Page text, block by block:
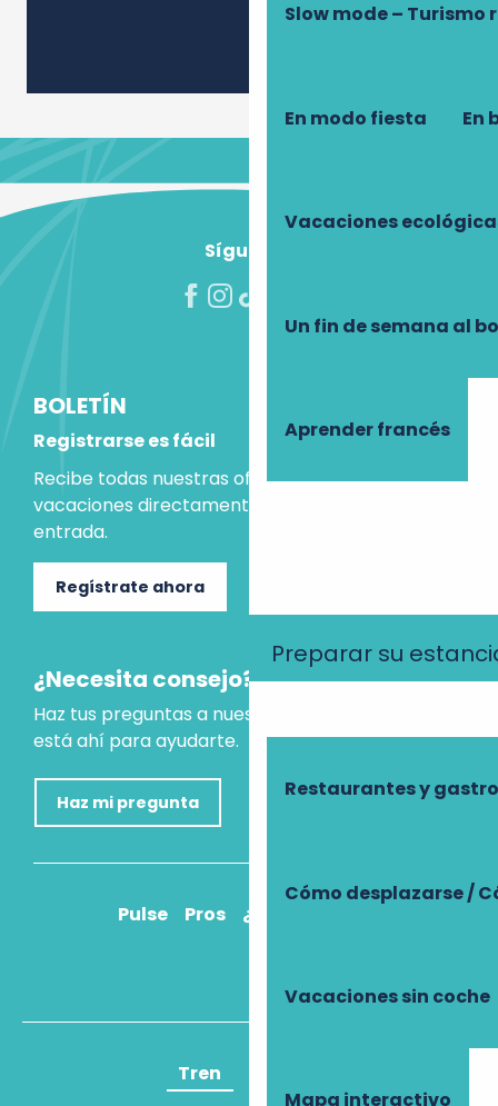
Slow mode – Turismo
En modo fiesta En
Vacaciones
Un fin de semana al
Aprender francés
Preparar su
Restaurantes y
Cómo desplazarse /
Vacaciones sin coche
Mapa interactivo
Síguenos
BOLETÍN
Registrarse es fácil
Recibe todas nuestras ofertas e ideas para las
vacaciones directamente en tu bandeja de
entrada.
Regístrate ahora
¿Necesita consejo?
Haz tus preguntas a nuestro asistente virtual, que
está ahí para ayudarte.
Haz mi pregunta
Pulse Pros ¿Cómo llegar?
Tren